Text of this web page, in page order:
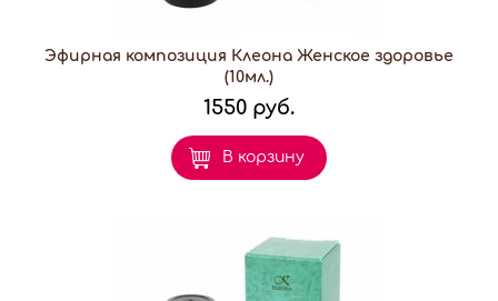
Эфирная композиция Клеона Женское здоровье
(10мл.)
1550 руб.
В корзину